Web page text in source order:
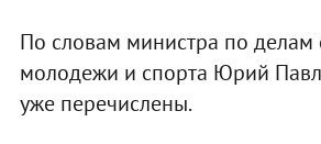
По словам министра по делам
молодежи и спорта Юрий
уже перечислены.